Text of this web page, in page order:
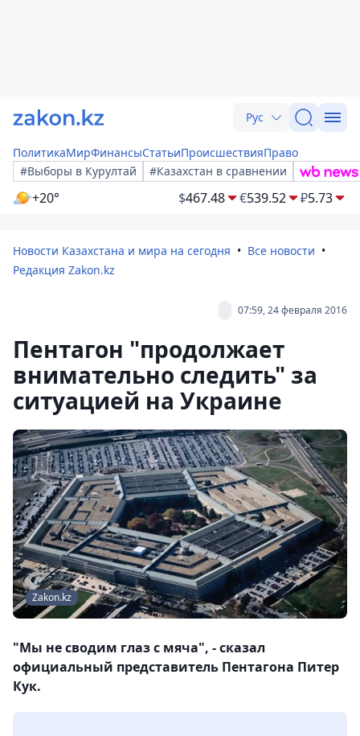
Рус
ПолитикаМирФинансыСтатьиПроисшествияПраво
#Выборы в Курултай
#Казахстан в сравнении
+20° $467.48 €539.52 ₽5.73
Новости Казахстана и мира на сегодня
Все новости
Редакция Zakon.kz
07:59, 24 февраля 2016
Пентагон "продолжает
внимательно следить" за
ситуацией на Украине
Zakon.kz
"Мы не сводим глаз с мяча", - сказал
официальный представитель Пентагона Питер
Кук.